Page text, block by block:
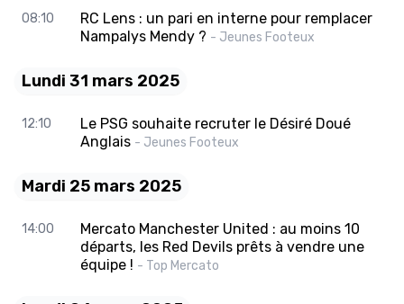
08:10
RC Lens : un pari en interne pour remplacer
Nampalys Mendy ? - Jeunes Footeux
Lundi 31 mars 2025
12:10
Le PSG souhaite recruter le Désiré Doué
Anglais - Jeunes Footeux
Mardi 25 mars 2025
14:00
Mercato Manchester United : au moins 10
départs, les Red Devils prêts à vendre une
équipe ! - Top Mercato